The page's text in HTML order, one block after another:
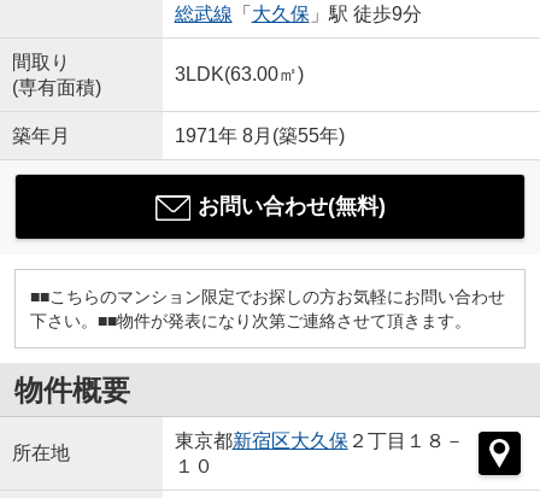
総武線 「 大久保 」駅 徒歩9分
間取り
(専有面積)
3LDK(63.00㎡)
築年月 1971年 8月(築55年)
お問い合わせ(無料)
■■こちらのマンション限定でお探しの方お気軽にお問い合わせ
下さい。■■物件が発表になり次第ご連絡させて頂きます。
物件概要
所在地
東京都新宿区大久保 ２丁目１８－
１０